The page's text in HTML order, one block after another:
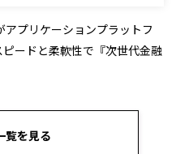
プリケーションプラットフ
ードと柔軟性で『次世代金融
覧を見る